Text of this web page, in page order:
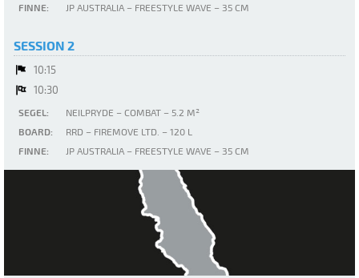
FINNE:
JP AUSTRALIA – FREESTYLE WAVE – 35 CM
SESSION 2
10:15
10:30
SEGEL:
NEILPRYDE – COMBAT – 5.2 M²
BOARD:
RRD – FIREMOVE LTD. – 120 L
FINNE:
JP AUSTRALIA – FREESTYLE WAVE – 35 CM